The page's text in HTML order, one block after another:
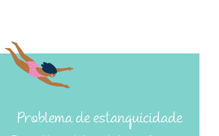
Problema de estanquicidade